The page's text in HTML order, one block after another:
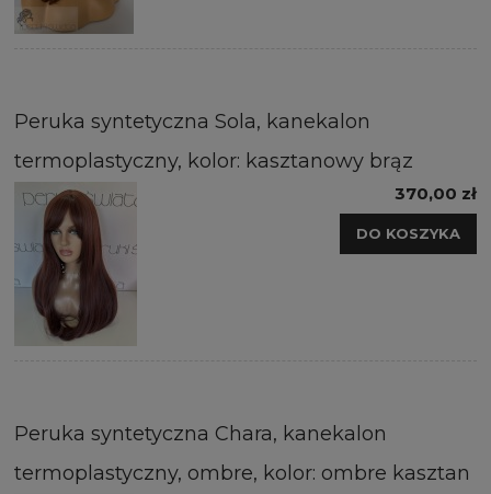
Peruka syntetyczna Sola, kanekalon
termoplastyczny, kolor: kasztanowy brąz
370,00 zł
DO KOSZYKA
Peruka syntetyczna Chara, kanekalon
termoplastyczny, ombre, kolor: ombre kasztan